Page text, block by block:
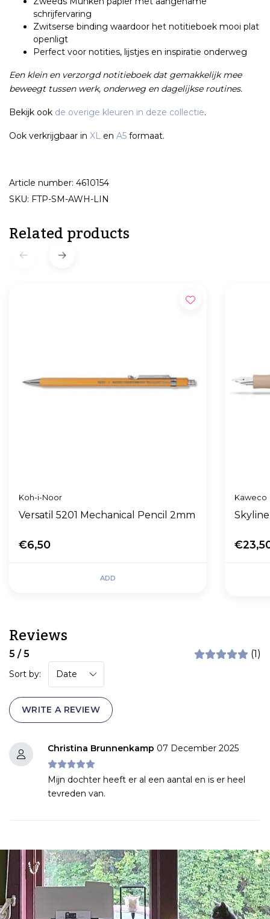
schrijfervaring
Zwitserse binding waardoor het notitieboek mooi plat
openligt
Perfect voor notities, lijstjes en inspiratie onderweg
Een klein en verzorgd notitieboek dat gemakkelijk mee
beweegt tussen werk, onderweg en dagelijkse routines.
Bekijk ook de overige kleuren in deze collectie.
Ook verkrijgbaar in XL en A5 formaat.
Article number: 4610154
SKU: FTP-SM-AWH-LIN
Related products
Koh-i-Noor
Versatil 5201 Mechanical Pencil 2mm
€6,50
ADD
Kaweco
Reviews
5 / 5 (1)
Sort by:
WRITE A REVIEW
Christina Brunnenkamp 07 December 2025
Mijn dochter heeft er al een aantal en is er heel
tevreden van.